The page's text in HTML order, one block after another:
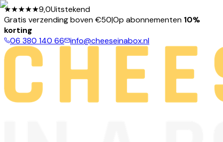
★★★★★9,0Uitstekend
Gratis verzending boven €50|Op abonnementen 10%
korting
06 380 140 66
info@cheeseinabox.nl